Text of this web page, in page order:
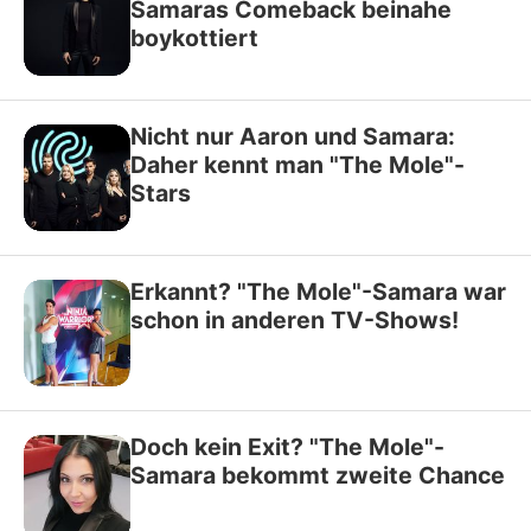
Samaras Comeback beinahe
boykottiert
Nicht nur Aaron und Samara:
Daher kennt man "The Mole"-
Stars
Erkannt? "The Mole"-Samara war
schon in anderen TV-Shows!
Doch kein Exit? "The Mole"-
Samara bekommt zweite Chance